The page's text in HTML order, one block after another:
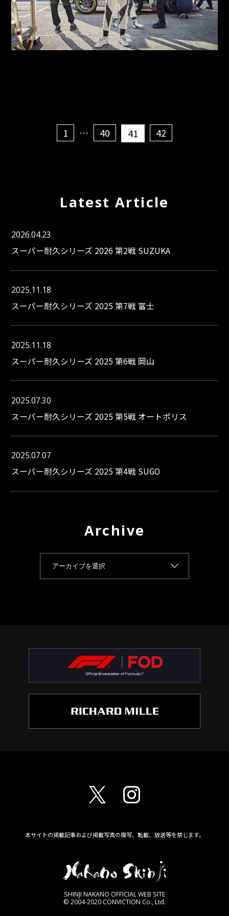
1 … 40 41 42
Latest Article
2026.04.23
スーパー耐久シリーズ 2026 第2戦 SUZUKA
2025.11.18
スーパー耐久シリーズ 2025 第7戦 富士
2025.11.18
スーパー耐久シリーズ 2025 第6戦 岡山
2025.07.30
スーパー耐久シリーズ 2025 第5戦 オートポリス
2025.07.07
スーパー耐久シリーズ 2025 第4戦 SUGO
Archive
本サイトの掲載記事および掲載写真の複写、転載、放送等を禁じます。
SHINJI NAKANO OFFICIAL WEB SITE
© 2004-2020 CONVICTION Co., Ltd.